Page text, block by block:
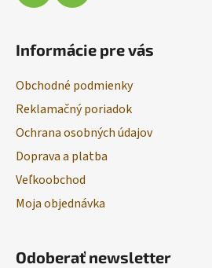
Informácie pre vás
Obchodné podmienky
Reklamačný poriadok
Ochrana osobných údajov
Doprava a platba
Veľkoobchod
Moja objednávka
Odoberať newsletter